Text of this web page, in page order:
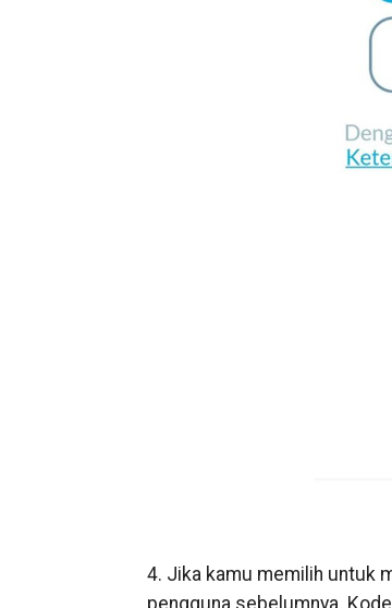
4. Jika kamu memilih untuk
pengguna sebelumnya.